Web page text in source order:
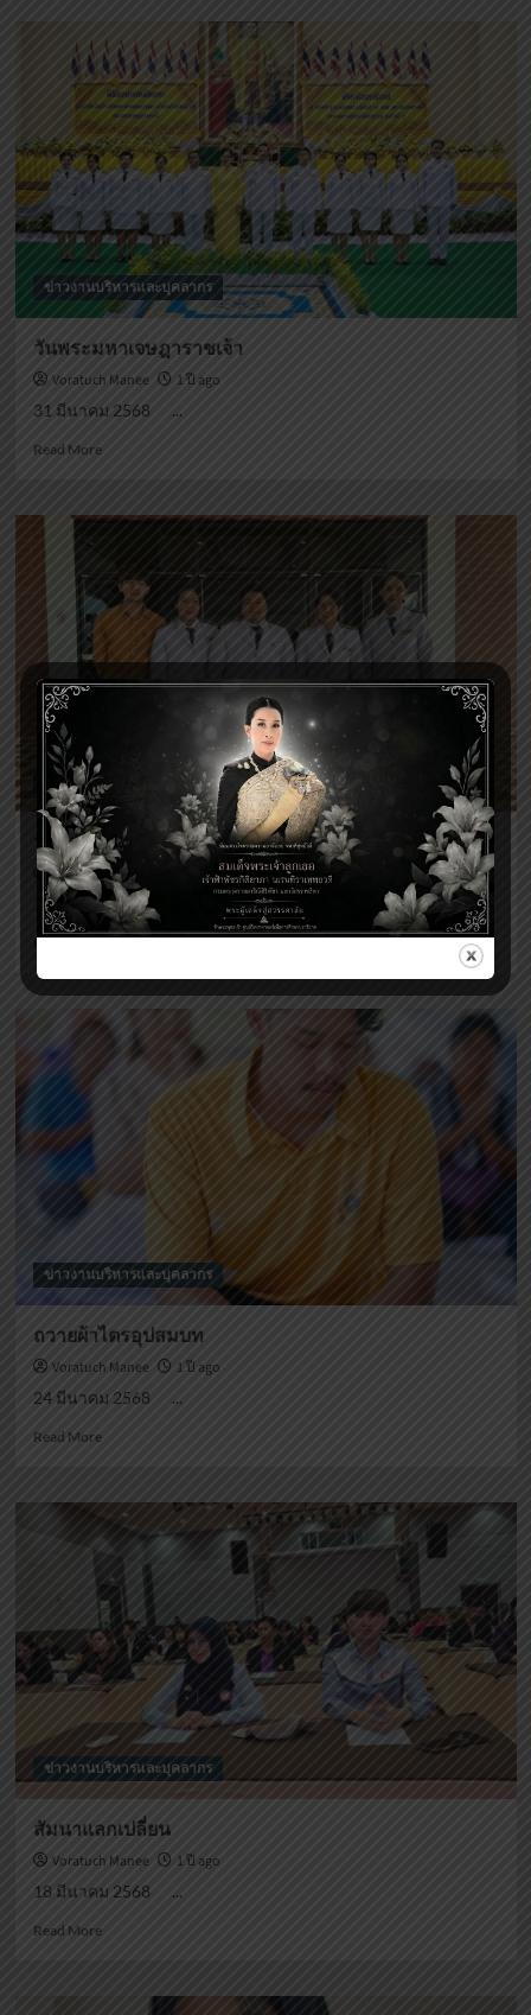
ที่
ระลึก
มหา
จักรี
บรม
ราชวงศ์
ข่าวงานบริหารและบุคลากร
วันพระมหาเจษฎาราชเจ้า
Voratuch Manee
1 ปี ago
31 มีนาคม 2568 ...
Read MoreRead
วันพระ
ราช
เจ้า
ข่าวงานบริหารและบุคลากร
วันสถาปนากระทรวงศึกษา
Voratuch Manee
1 ปี ago
1 เมษายน 2568 ...
Read MoreRead
about
วัน
สถาปนา
ศึกษา
ข่าวงานบริหารและบุคลากร
ถวายผ้าไตรอุปสมบท
Voratuch Manee
1 ปี ago
24 มีนาคม 2568 ...
Read MoreRead
ถวาย
ผ้า
ไตร
อุปสมบท
ข่าวงานบริหารและบุคลากร
สัมนาแลกเปลี่ยน
Voratuch Manee
1 ปี ago
18 มีนาคม 2568 ...
Read MoreRead